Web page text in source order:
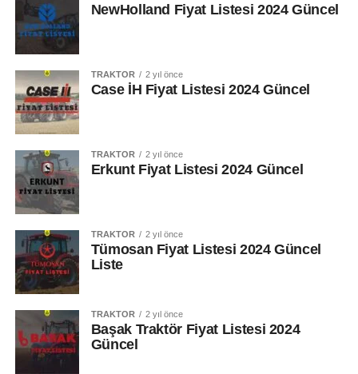
NewHolland Fiyat Listesi 2024 Güncel
TRAKTÖR 2 yıl önce
Case İH Fiyat Listesi 2024 Güncel
TRAKTÖR 2 yıl önce
Erkunt Fiyat Listesi 2024 Güncel
TRAKTÖR 2 yıl önce
Tümosan Fiyat Listesi 2024 Güncel
Liste
TRAKTÖR 2 yıl önce
Başak Traktör Fiyat Listesi 2024
Güncel